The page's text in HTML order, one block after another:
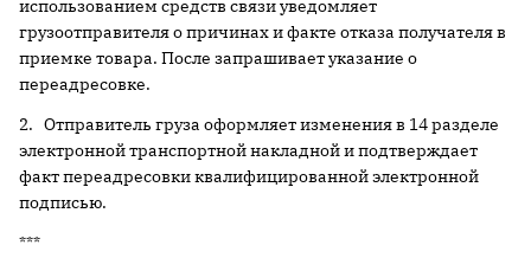
использованием средств связи уведомляет
грузоотправителя о причинах и факте отказа получателя в
приемке товара. После запрашивает указание о
переадресовке.
2. Отправитель груза оформляет изменения в 14 разделе
электронной транспортной накладной и подтверждает
факт переадресовки квалифицированной электронной
подписью.
***